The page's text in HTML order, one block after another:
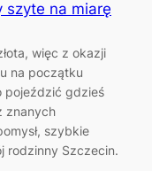
szyte na miarę
więc z okazji
na początku
pojeździć gdzieś
znanych
szybkie
rodzinny Szczecin.